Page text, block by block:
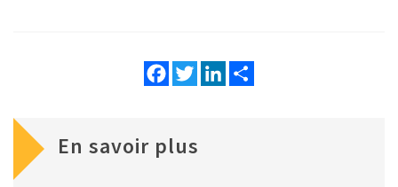
FacebookTwitterLinkedIn
En savoir plus